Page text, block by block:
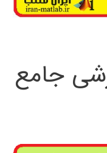
جامع